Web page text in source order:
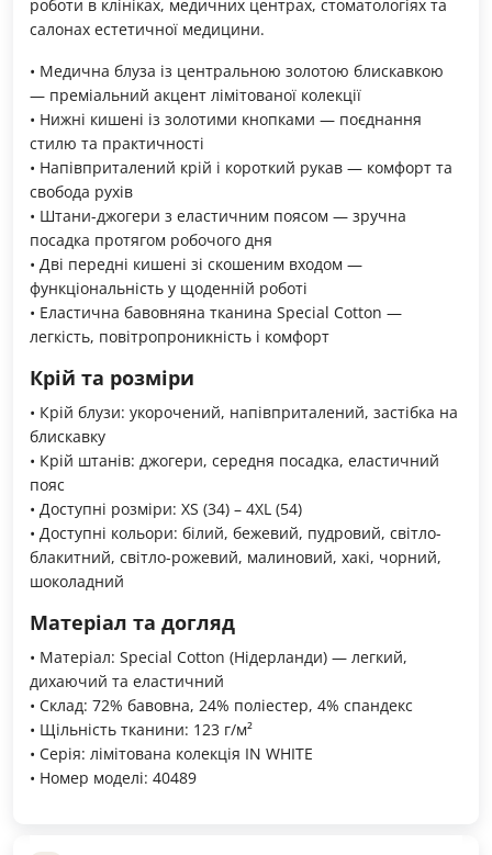
роботи в клініках, медичних центрах, стоматологіях та
салонах естетичної медицини.
• Медична блуза із центральною золотою блискавкою
— преміальний акцент лімітованої колекції
• Нижні кишені із золотими кнопками — поєднання
стилю та практичності
• Напівприталений крій і короткий рукав — комфорт та
свобода рухів
• Штани-джогери з еластичним поясом — зручна
посадка протягом робочого дня
• Дві передні кишені зі скошеним входом —
функціональність у щоденній роботі
• Еластична бавовняна тканина Special Cotton —
легкість, повітропроникність і комфорт
Крій та розміри
• Крій блузи: укорочений, напівприталений, застібка на
блискавку
• Крій штанів: джогери, середня посадка, еластичний
пояс
• Доступні розміри: XS (34) – 4XL (54)
• Доступні кольори: білий, бежевий, пудровий, світло-
блакитний, світло-рожевий, малиновий, хакі, чорний,
шоколадний
Матеріал та догляд
• Матеріал: Special Cotton (Нідерланди) — легкий,
дихаючий та еластичний
• Склад: 72% бавовна, 24% поліестер, 4% спандекс
• Щільність тканини: 123 г/м²
• Серія: лімітована колекція IN WHITE
• Номер моделі: 40489